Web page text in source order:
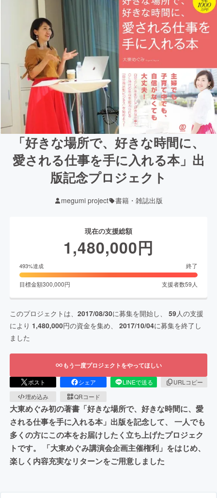
「好きな場所で、好きな時間に、
愛される仕事を手に入れる本」出
版記念プロジェクト
megumi project 書籍・雑誌出版
現在の支援総額
1,480,000円
493%達成 終了
目標金額300,000円 支援者数59 人
このプロジェクトは、 2017/08/30に募集を開始し、 59人の支援
により 1,480,000円の資金を集め、 2017/10/04に募集を終了し
ました
もう一度プロジェクトをやってほしい
ポスト シェア LINEで送る
URLコピー
埋め込み
QRコード
大東めぐみ初の著書「好きな場所で、好きな時間に、愛
される仕事を手に入れる本」出版を記念して、 一人でも
多くの方にこの本をお届けしたく立ち上げたプロジェク
トです。 「大東めぐみ講演会企画主催権利」をはじめ、
楽しく内容充実なリターンをご用意しました